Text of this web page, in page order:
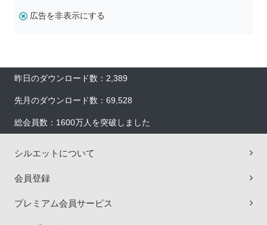
広告を非表示にする
昨日のダウンロード数：2,389
先月のダウンロード数：69,528
総会員数：1600万人を突破しました
シルエットについて
会員登録
プレミアム会員サービス